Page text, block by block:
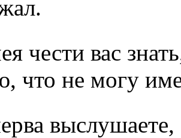
чести вас
что не могу